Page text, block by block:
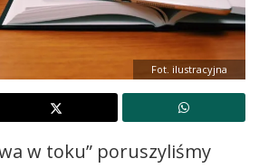
Fot. ilustracyjna
w toku” poruszyliśmy